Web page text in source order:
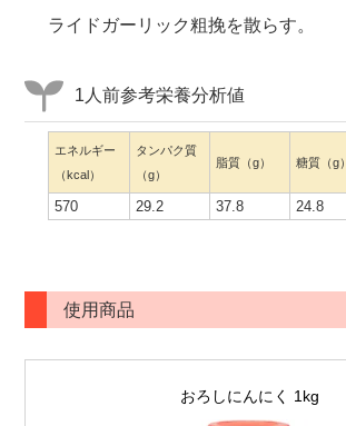
ライドガーリック粗挽を散らす。
1人前参考栄養分析値
エネルギー
（kcal）
タンパク質
（g）
脂質（g） 糖質（g）
570 29.2 37.8 24.8
使用商品
おろしにんにく 1kg